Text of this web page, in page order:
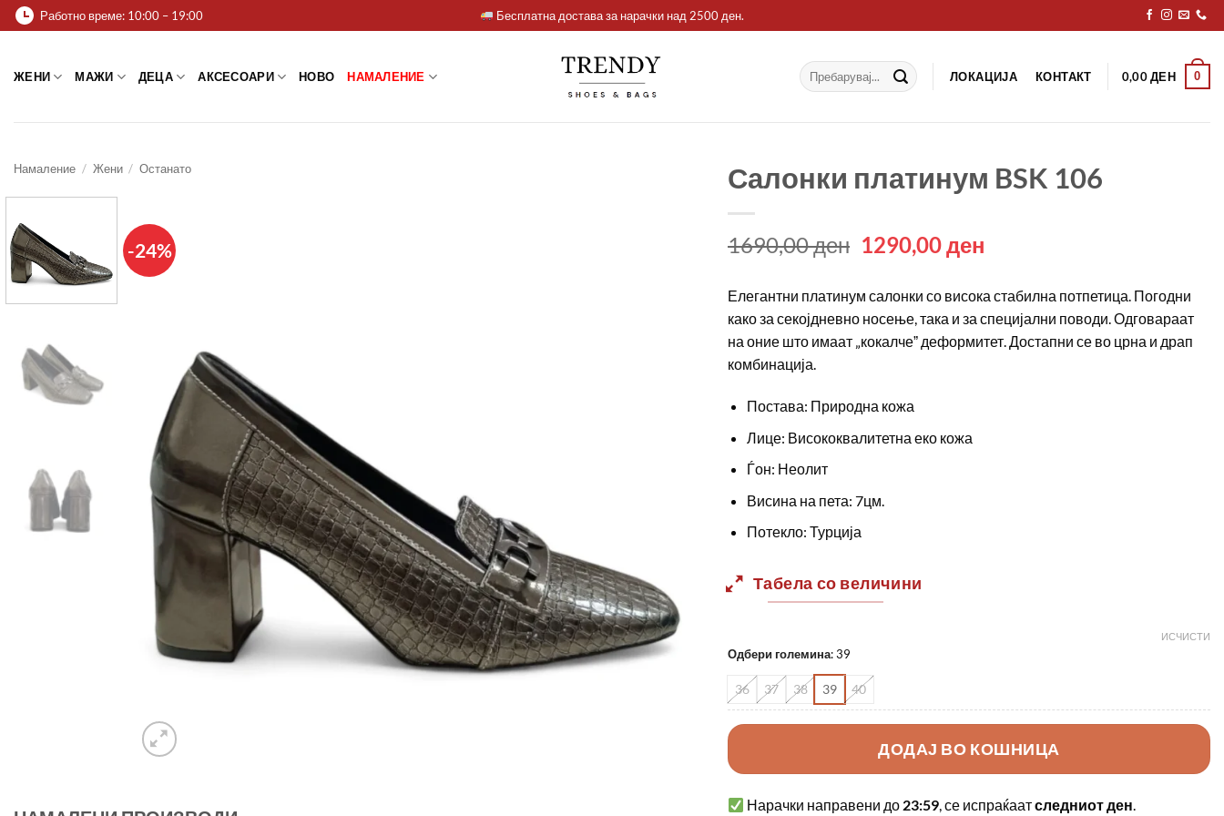
Skip
to
Работно време: 10:00 – 19:00 Бесплатна достава за нарачки над 2500 ден.
ЖЕНИ МАЖИ ДЕЦА АКСЕСОАРИ НОВО НАМАЛЕНИЕ
Барај
за:
ЛОКАЦИЈА КОНТАКТ 0,00ДЕН 0
Намаление / Жени / Останато
-24%
Салонки платинум BSK 106
1690,00ден Original
was:
1690,00 ден.
1290,00ден
is:
1290,00 ден.
Елегантни платинум салонки со висока стабилна потпетица. Погодни
како за секојдневно носење, така и за специјални поводи. Одговараат
на оние што имаат „кокалчеˮ деформитет. Достапни се во црна и драп
комбинација.
Постава: Природна кожа
Лице: Висококвалитетна еко кожа
Ѓон: Неолит
Висина на пета: 7цм.
Потекло: Турција
Табела со величини
Одбери големина:39
36 37 38 39 40
ИСЧИСТИ
ДОДАЈ ВО КОШНИЦА
Нарачки направени до 23:59, се испраќаатследниот ден.